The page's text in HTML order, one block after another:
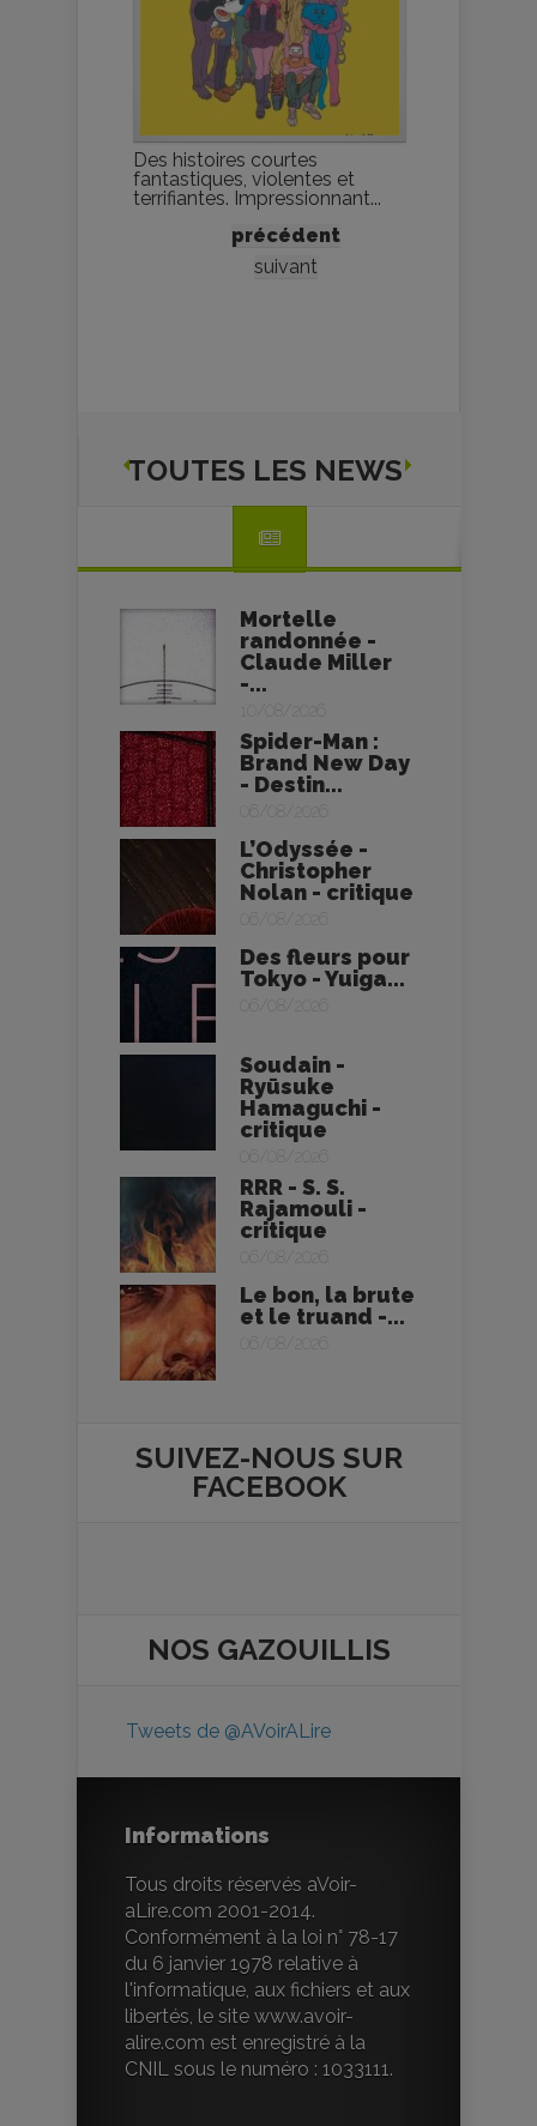
Des histoires courtes
fantastiques, violentes et
terrifiantes. Impressionnant...
précédent
suivant
TOUTES LES NEWS
Mortelle
randonnée -
Claude Miller
-...
10/08/2026
Spider-Man :
Brand New Day
- Destin...
06/08/2026
L’Odyssée -
Christopher
Nolan - critique
06/08/2026
Des fleurs pour
Tokyo - Yuiga...
06/08/2026
Soudain -
Ryūsuke
Hamaguchi -
critique
06/08/2026
RRR - S. S.
Rajamouli -
critique
06/08/2026
Le bon, la brute
et le truand -...
06/08/2026
SUIVEZ-NOUS SUR
FACEBOOK
NOS GAZOUILLIS
Tweets de @AVoirALire
Informations
Tous droits réservés aVoir-
aLire.com 2001-2014.
Conformément à la loi n° 78-17
du 6 janvier 1978 relative à
l'informatique, aux fichiers et aux
libertés, le site www.avoir-
alire.com est enregistré à la
CNIL sous le numéro : 1033111.